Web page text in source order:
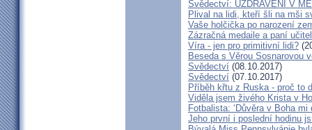
Svědectví: UZDRAVENÍ V
Plival na lidi, kteří šli na mši
Vaše holčička po narození
Zázračná medaile a paní
Víra - jen pro primitivní lidi?
Beseda s Věrou Sosnarovou
Svědectví (08.10.2017)
Svědectví (07.10.2017)
Příběh křtu z Ruska - proč to
Viděla jsem živého Krista v
Fotbalista: ‘Důvěra v Boha mi
Jeho první i poslední hodinu